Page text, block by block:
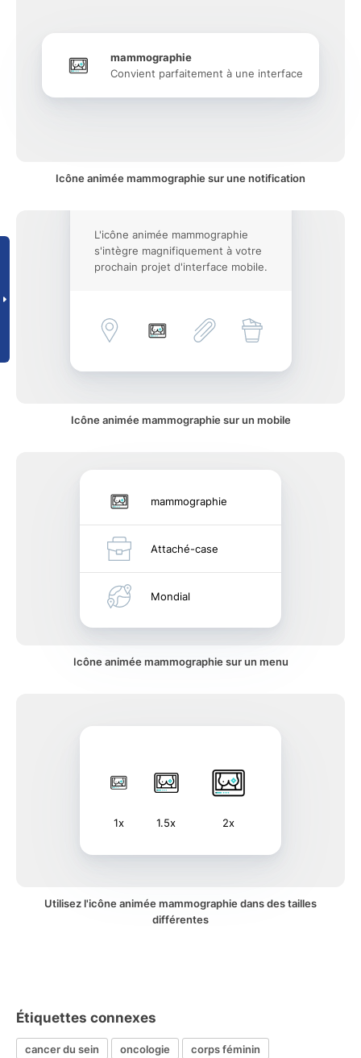
mammographie
Convient parfaitement à une interface
Icône animée mammographie sur une notification
L'icône animée mammographie
s'intègre magnifiquement à votre
prochain projet d'interface mobile.
Icône animée mammographie sur un mobile
mammographie
Attaché-case
Mondial
Icône animée mammographie sur un menu
1x 1.5x 2x
Utilisez l'icône animée mammographie dans des tailles
différentes
Étiquettes connexes
cancer du sein oncologie
corps féminin